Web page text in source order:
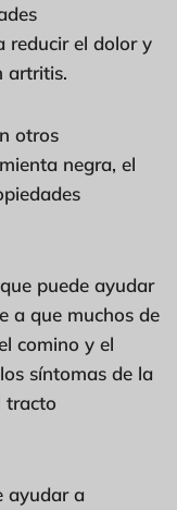
reducir el dolor y
artritis.
otros
negra, el
puede ayudar
a que muchos de
comino y el
síntomas de la
tracto
ayudar a